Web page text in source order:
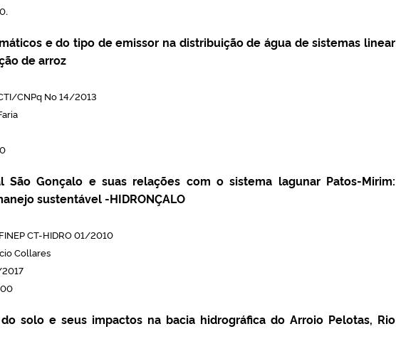
.
e do tipo de emissor na distribuição de água de sistemas linear
de arroz
CNPq No 14/2013
São Gonçalo e suas relações com o sistema lagunar Patos-Mirim:
sustentável -HIDRONÇALO
CT-HIDRO 01/2010
Collares
solo e seus impactos na bacia hidrográfica do Arroio Pelotas, Rio